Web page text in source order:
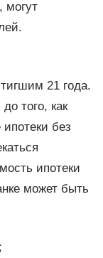
могут
21 года.
того, как
без
ипотеки
может быть